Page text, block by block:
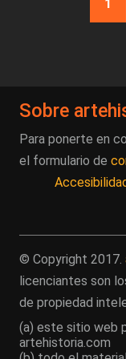
1
Sobre
Para ponerte en
el formulario de
© Copyright 2017.
licenciantes son
de propiedad
(a) este sitio web
artehistoria.com